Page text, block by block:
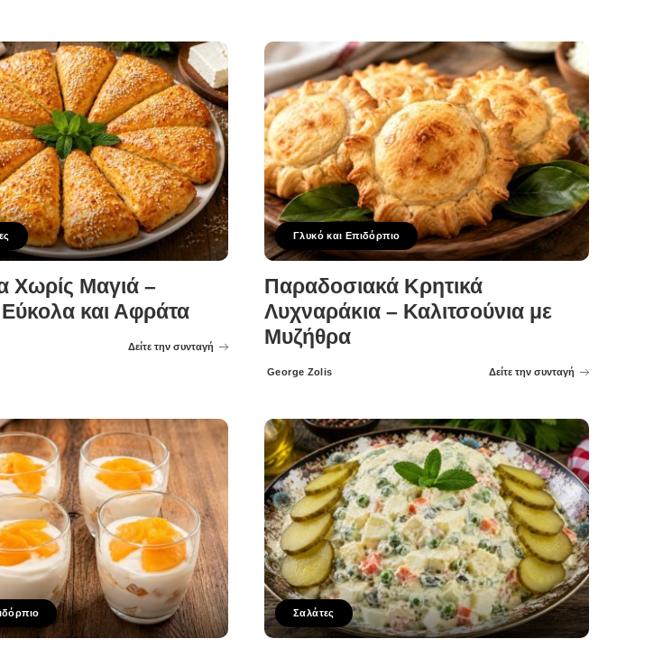
Χωρίς Μαγιά –
και Αφράτα
Δείτε την συνταγή
Γλυκό και Επιδόρπιο
Παραδοσιακά Κρητικά
Λυχναράκια – Καλιτσούνια με
Μυζήθρα
Posted
George Zolis Δείτε την συνταγή
Σαλάτες